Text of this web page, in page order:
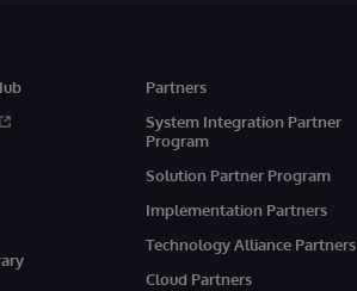
Partners
System Integration Partner
Program
Solution Partner Program
Implementation Partners
Technology Alliance Partners
Cloud Partners